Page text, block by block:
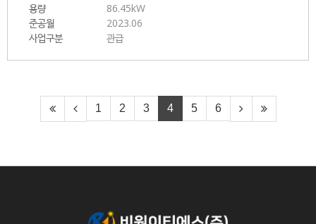
용량
86.45kW
준공월
2023.06
사업구분
관급
1 2 3 4 5 6